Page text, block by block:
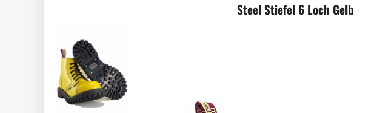
Steel Stiefel 6 Loch Gelb